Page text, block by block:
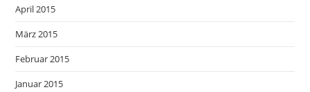
April 2015
März 2015
Februar 2015
Januar 2015